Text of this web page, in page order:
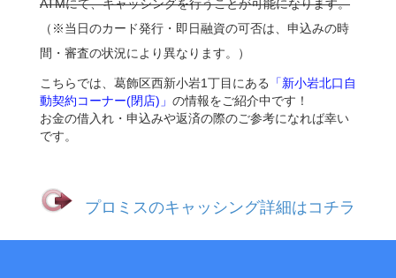
ATMにて、キャッシングを行うことが可能になります。
（※当日のカード発行・即日融資の可否は、申込みの時
間・審査の状況により異なります。）
こちらでは、葛飾区西新小岩1丁目にある
「新小岩北口自
動契約コーナー(閉店)」 の情報をご紹介中です！
お金の借入れ・申込みや返済の際のご参考になれば幸い
です。
プロミスのキャッシング詳細はコチラ